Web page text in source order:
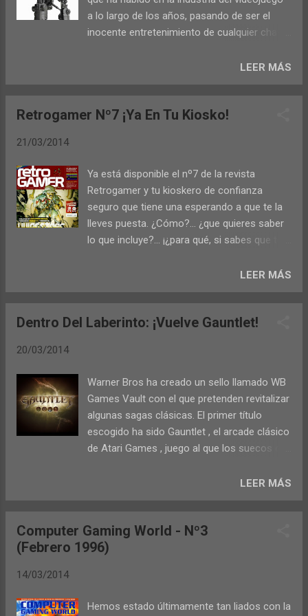
a lo largo de los años, pasando de ser el
inocente entretenimiento de cualquier chaval
juegos en casa y aspirar a verlos publicados,
a lo que es hoy día, un negocio
multimillonario en el que hay muchos
intereses implicados. Digo esto porque si
imprescindibles para entender la historia del
juego (¡nos vendían un juego incompleto!),
pero lo del nuevo e inminente Wolfenstein:
The New Order clama al cielo. Resulta que
Bethesda tiene planeado sacar una edición
mapas, planos, postales, parches, chapas,
cartas, una radiografía (?), una figurita
especial para el juego. Todo ello al ajustado
LEER MÁS
Retrogamer Nº7 ¡Ya En Tu Kiosko!
21/03/2014
Ya está disponible el nº7 de la revista
Retrogamer y tu kioskero de confianza
seguro que tiene una esperando a que te la
lleves puesta. ¿Cómo?... ¿que quieres saber
lo que incluye?... ¡¿para qué, si sabes que te
Veeenga, vaaale, te lo contaaamos. Por
6,95€ te llevas 148 paginazas de
retrorecuerdos: Noticias de la escena
incluyendo información sobre lo nuevo de
(incluyendo una microentrevista con Paul
Cole, creador de la versión para C64).
También mantienen una larga charla con
Jose Antonio Morales, programador del
juego Livingstone, Supongo (que además
También nos hablan (y muestran) consolas
portátiles como Game Boy, Microvisión, la
de Epoch. Por otro lado me ha encantado el
reportaje sobre los 21 mejores juegos que
LEER MÁS
Dentro Del Laberinto: ¡Vuelve Gauntlet!
20/03/2014
Warner Bros ha creado un sello llamado WB
Games Vault con el que pretenden revitalizar
algunas sagas clásicas. El primer título
escogido ha sido Gauntlet , el arcade clásico
de Atari Games , juego al que los suecos de
entre otros) le están dando un buen lavado
de cara para tenerlo a punto este verano.
Por ahora solo tienen planes de sacar la
versión digital de los juegos que vayan
haciendo bajo el nuevo sello, estando
todos conocemos, a saber: mago,
LEER MÁS
Computer Gaming World - Nº3
(Febrero 1996)
14/03/2014
Hemos estado últimamente tan liados con la